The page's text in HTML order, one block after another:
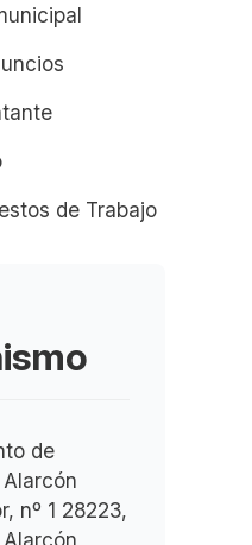
de Trabajo
de
nº 1 28223,